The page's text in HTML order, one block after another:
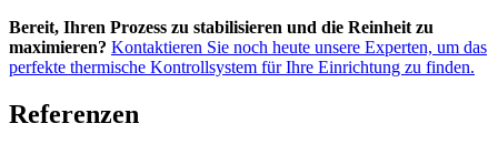
Bereit, Ihren Prozess zu stabilisieren und die Reinheit zu
maximieren? Kontaktieren Sie noch heute unsere Experten, um das
perfekte thermische Kontrollsystem für Ihre Einrichtung zu finden.
Referenzen